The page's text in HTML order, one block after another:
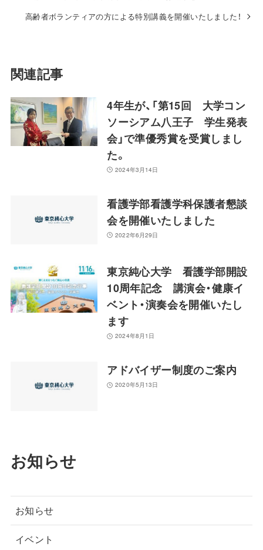
高齢者ボランティアの方による特別講義を開催いたしました！
関連記事
4年生が、「第15回 大学コン
ソーシアム八王子 学生発表
会」で準優秀賞を受賞しまし
た。
2024年3月14日
看護学部看護学科保護者懇談
会を開催いたしました
2022年6月29日
東京純心大学 看護学部開設
10周年記念 講演会・健康イ
ベント・演奏会を開催いたし
ます
2024年8月1日
アドバイザー制度のご案内
2020年5月13日
お知らせ
お知らせ
イベント